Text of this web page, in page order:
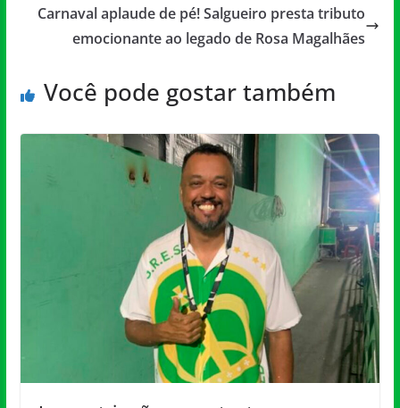
Carnaval aplaude de pé! Salgueiro presta tributo
emocionante ao legado de Rosa Magalhães
Você pode gostar também